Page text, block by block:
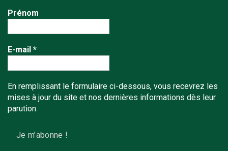
Prénom
E-mail *
En remplissant le formulaire ci-dessous, vous recevrez les
mises à jour du site et nos dernières informations dès leur
parution.